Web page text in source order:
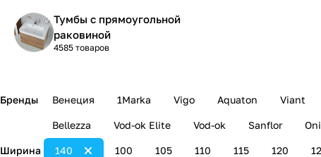
Тумбы с прямоугольной
раковиной
4585 товаров
Бренды Венеция 1Marka Vigo Aquaton Viant
Bellezza Vod-ok Elite Vod-ok Sanflor
Ширина 100 105 110 115 120
140